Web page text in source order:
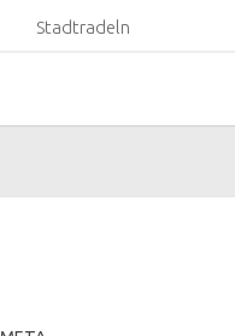
Stadtradeln